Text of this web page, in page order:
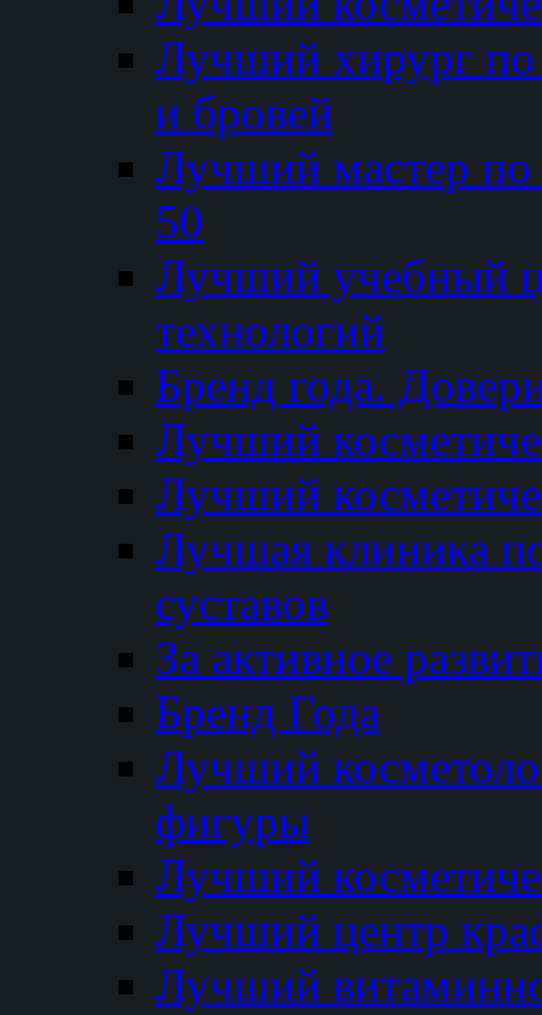
Лучший хирург по
и бровей
Лучший мастер
50
Лучший
технологий
Бренд года.
Лучший
Лучший
Лучшая клиника
суставов
За активное
Бренд Года
Лучший
фигуры
Лучший
Лучший центр
Лучший